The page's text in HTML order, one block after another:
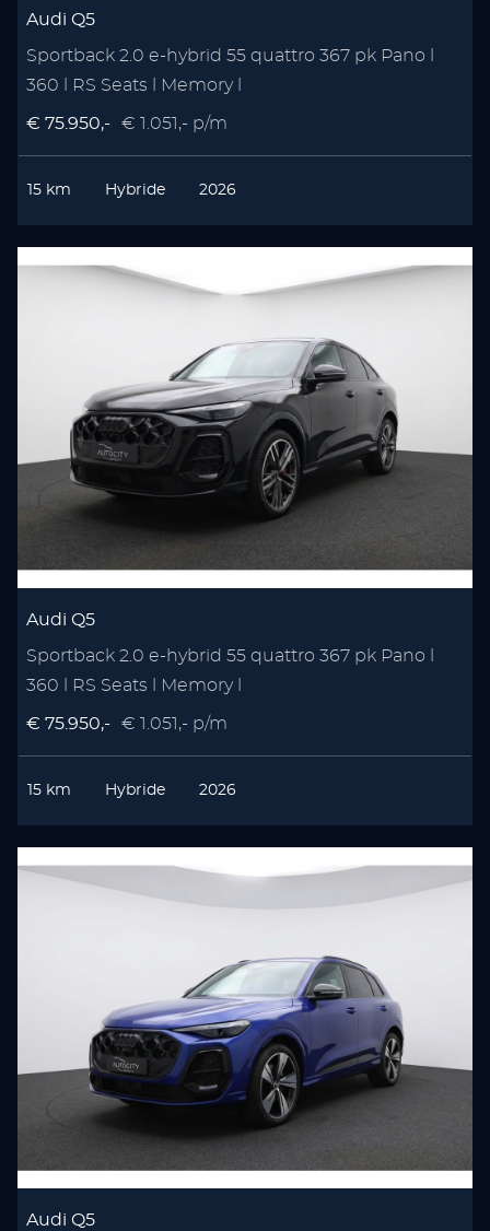
Audi Q5
Sportback 2.0 e-hybrid 55 quattro 367 pk Pano l
360 l RS Seats l Memory l
€ 75.950,- € 1.051,- p/m
15 km Hybride 2026
Audi Q5
Sportback 2.0 e-hybrid 55 quattro 367 pk Pano l
360 l RS Seats l Memory l
€ 75.950,- € 1.051,- p/m
15 km Hybride 2026
Audi Q5